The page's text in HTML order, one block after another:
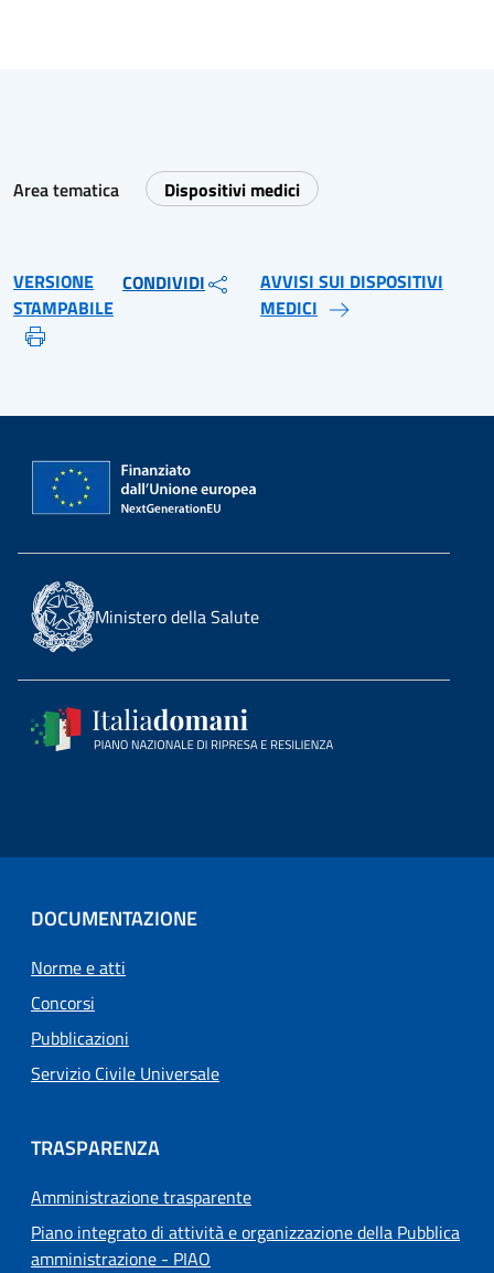
Area tematica Dispositivi medici
VERSIONE
STAMPABILE
CONDIVIDI
AVVISI SUI DISPOSITIVI
MEDICI
Ministero della Salute
DOCUMENTAZIONE
Norme e atti
Concorsi
Pubblicazioni
Servizio Civile Universale
TRASPARENZA
Amministrazione trasparente
Piano integrato di attività e organizzazione della Pubblica
amministrazione - PIAO